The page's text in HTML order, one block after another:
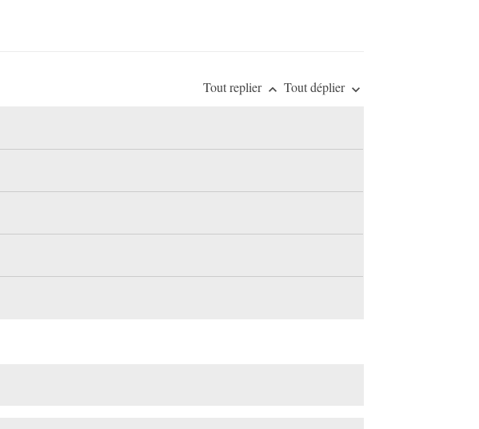
Tout replier keyboard_arrow_up Tout déplier keyboard_arrow_down